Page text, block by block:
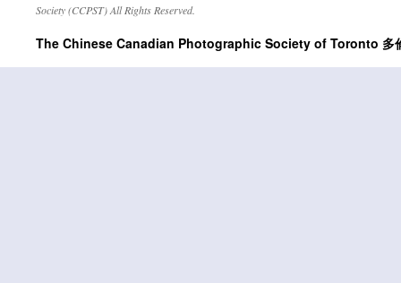
Society (CCPST) All Rights Reserved.
The Chinese Canadian Photographic Society of Toronto 多